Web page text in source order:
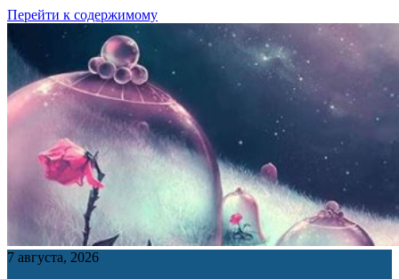
Перейти к содержимому
7 августа, 2026